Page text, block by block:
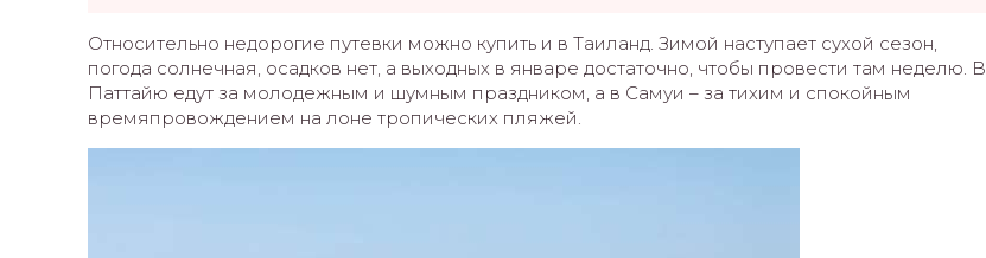
Относительно недорогие путевки можно купить и в Таиланд. Зимой наступает сухой сезон,
погода солнечная, осадков нет, а выходных в январе достаточно, чтобы провести там неделю. В
Паттайю едут за молодежным и шумным праздником, а в Самуи – за тихим и спокойным
времяпровождением на лоне тропических пляжей.